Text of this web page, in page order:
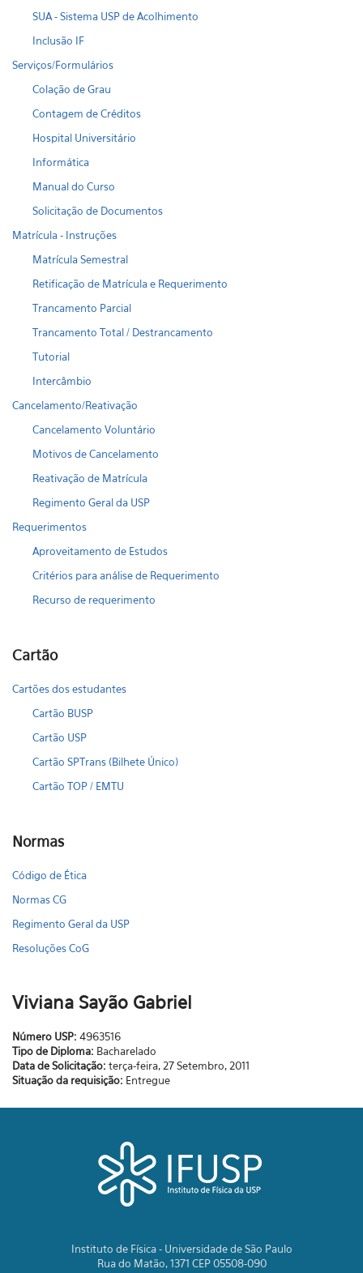
SUA - Sistema USP de Acolhimento
Inclusão IF
Serviços/Formulários
Colação de Grau
Contagem de Créditos
Hospital Universitário
Informática
Manual do Curso
Solicitação de Documentos
Matrícula - Instruções
Matrícula Semestral
Retificação de Matrícula e Requerimento
Trancamento Parcial
Trancamento Total / Destrancamento
Tutorial
Intercâmbio
Cancelamento/Reativação
Cancelamento Voluntário
Motivos de Cancelamento
Reativação de Matrícula
Regimento Geral da USP
Requerimentos
Aproveitamento de Estudos
Critérios para análise de Requerimento
Recurso de requerimento
Cartão
Cartões dos estudantes
Cartão BUSP
Cartão USP
Cartão SPTrans (Bilhete Único)
Cartão TOP / EMTU
Normas
Código de Ética
Normas CG
Regimento Geral da USP
Resoluções CoG
Viviana Sayão Gabriel
Número USP: 4963516
Tipo de Diploma: Bacharelado
Data de Solicitação: terça-feira, 27 Setembro, 2011
Situação da requisição: Entregue
Instituto de Física - Universidade de São Paulo
Rua do Matão, 1371 CEP 05508-090